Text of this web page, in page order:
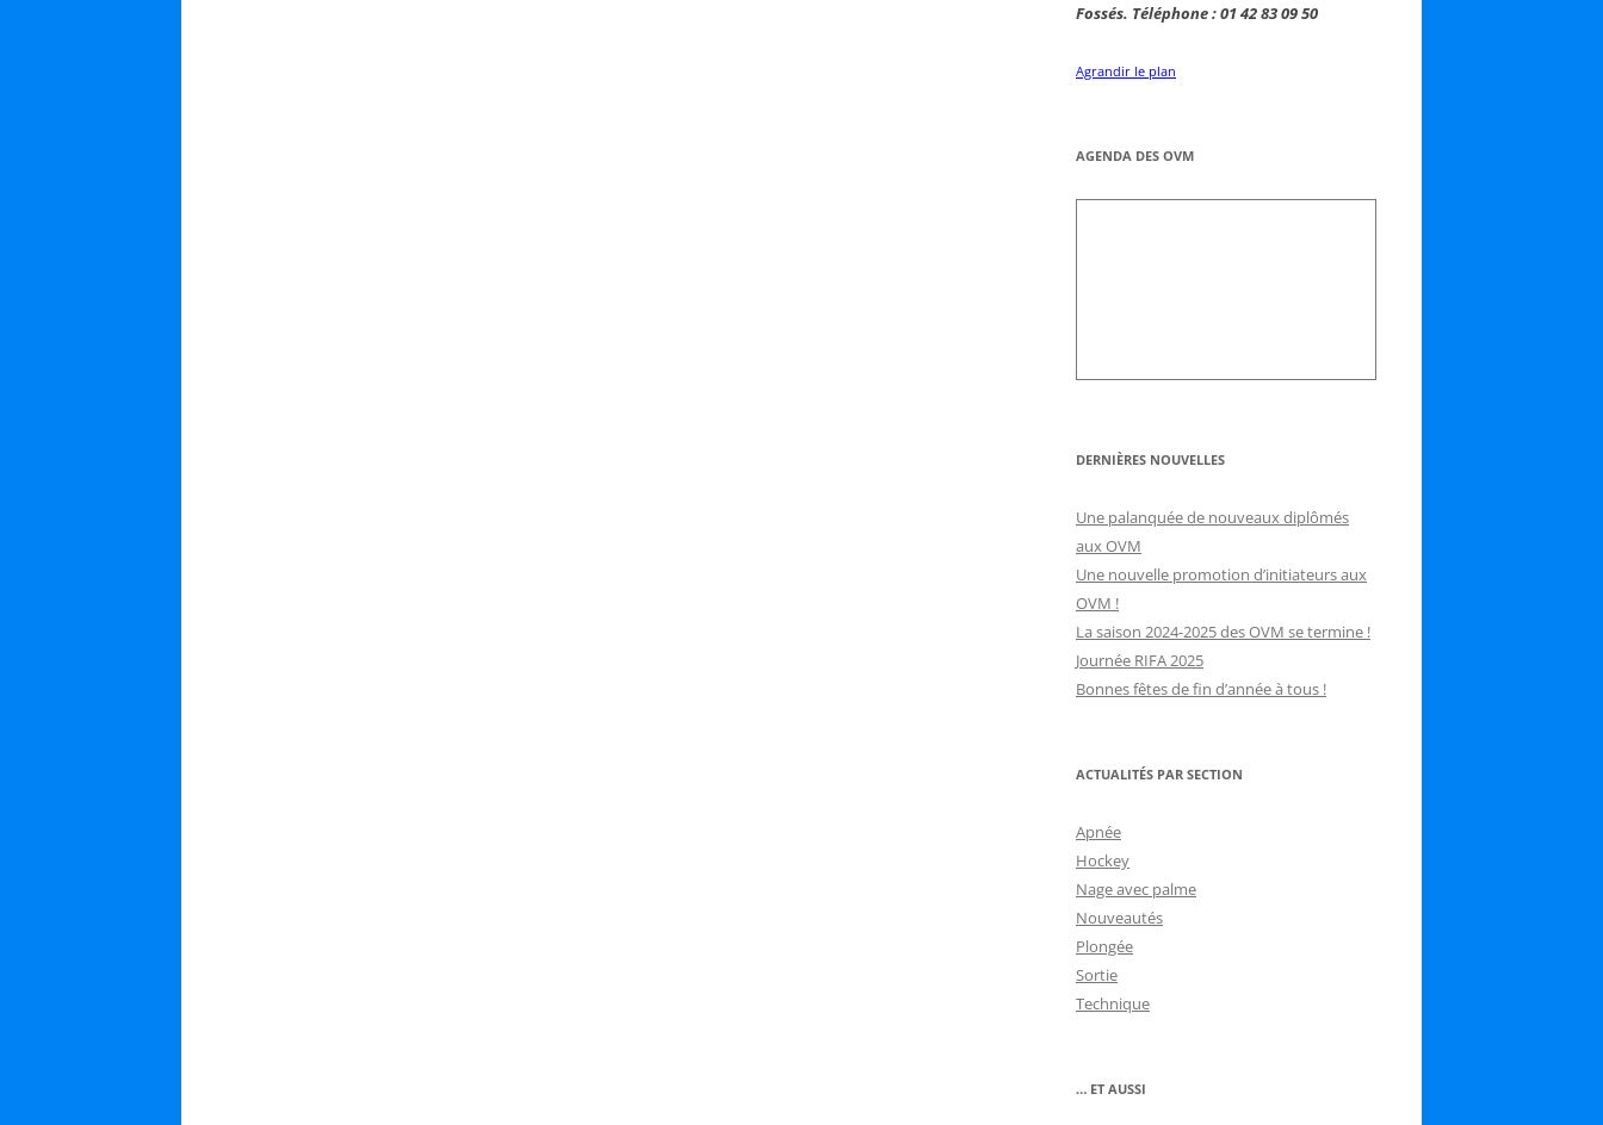
Fossés. Téléphone : 01 42 83 09 50
Agrandir le plan
AGENDA DES OVM
DERNIÈRES NOUVELLES
Une palanquée de nouveaux diplômés
aux OVM
Une nouvelle promotion d’initiateurs aux
OVM !
La saison 2024-2025 des OVM se termine !
Journée RIFA 2025
Bonnes fêtes de fin d’année à tous !
ACTUALITÉS PAR SECTION
Apnée
Hockey
Nage avec palme
Nouveautés
Plongée
Sortie
Technique
… ET AUSSI